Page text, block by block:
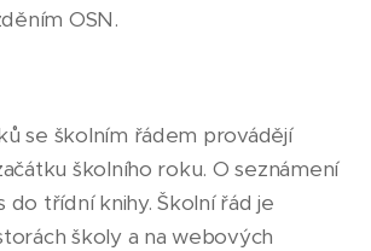
OSN.
se školním řádem provádějí
školního roku. O seznámení
do třídní knihy. Školní řád je
školy a na webových